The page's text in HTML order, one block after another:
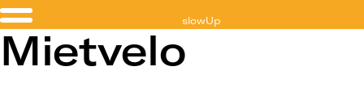
slowUp
Mietvelo